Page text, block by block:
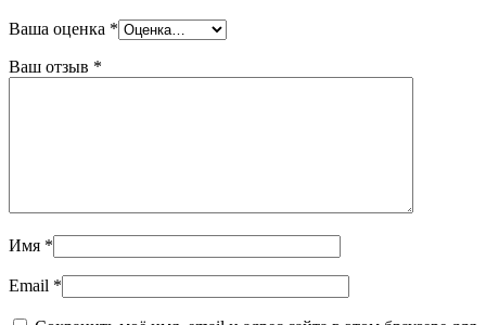
Ваша оценка *
Ваш отзыв *
Имя *
Email *